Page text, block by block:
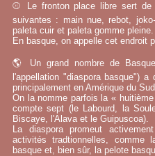
⚾ Le fronton place libre sert
suivantes : main nue, rebot,
paleta cuir et paleta gomme pleine.
En basque, on appelle cet endroit
🌎 Un grand nombre de
l'appellation "diaspora basque")
principalement en Amérique du
On la nomme parfois la «
compte sept (le Labourd, la
Biscaye, l'Alava et le Guipuscoa).
La diaspora promeut
activités tradtionnelles, comme
basque et, bien sûr, la pelote